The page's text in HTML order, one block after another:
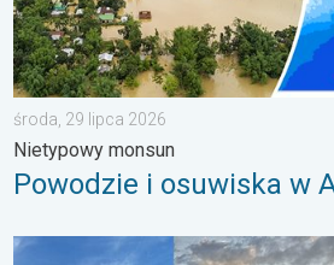
środa, 29 lipca 2026
Nietypowy monsun
Powodzie i osuwiska w
Półmetek wakacji. Jaka pogoda w